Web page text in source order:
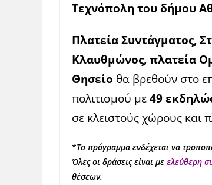
Τεχνόπολη του δήμου
Πλατεία Συντάγματος,
Κλαυθμώνος, πλατεία
Θησείο θα βρεθούν στο
πολιτισμού με 49
σε κλειστούς χώρους και
*Το πρόγραμμα ενδέχεται να
Όλες οι δράσεις είναι με ελεύθερη
θέσεων.